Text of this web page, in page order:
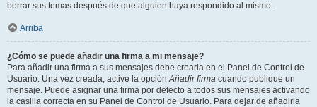
borrar sus temas después de que alguien haya respondido al mismo.
Arriba
¿Cómo se puede añadir una firma a mi mensaje?
Para añadir una firma a sus mensajes debe crearla en el Panel de Control de
Usuario. Una vez creada, active la opciónAñadir firma cuando publique un
mensaje. Puede asignar una firma por defecto a todos sus mensajes activando
la casilla correcta en su Panel de Control de Usuario. Para dejar de añadirla